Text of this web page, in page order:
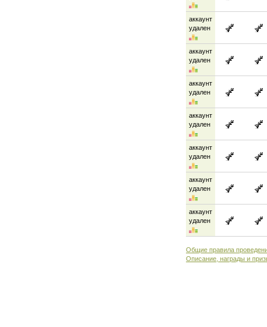
аккаунт
удален
аккаунт
удален
аккаунт
удален
аккаунт
удален
аккаунт
удален
аккаунт
удален
аккаунт
удален
Общие правила
Описание, награды и